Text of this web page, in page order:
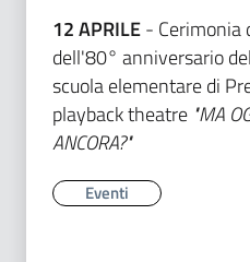
12 APRILE- Cerimonia
dell'80° anniversario
scuola elementare di
playback theatre "MA
ANCORA?"
Eventi